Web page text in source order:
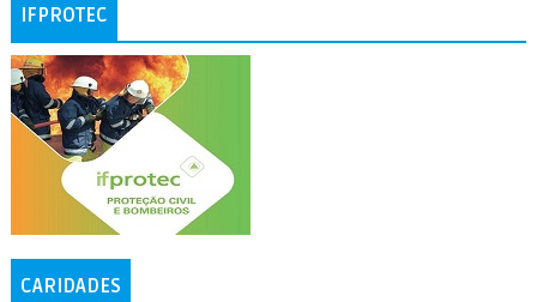
IFPROTEC
CARIDADES